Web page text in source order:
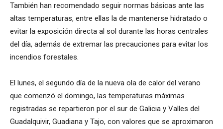
También han recomendado seguir normas básicas ante las
altas temperaturas, entre ellas la de mantenerse hidratado o
evitar la exposición directa al sol durante las horas centrales
del día, además de extremar las precauciones para evitar los
incendios forestales.
El lunes, el segundo día de la nueva ola de calor del verano
que comenzó el domingo, las temperaturas máximas
registradas se repartieron por el sur de Galicia y Valles del
Guadalquivir, Guadiana y Tajo, con valores que se aproximaron